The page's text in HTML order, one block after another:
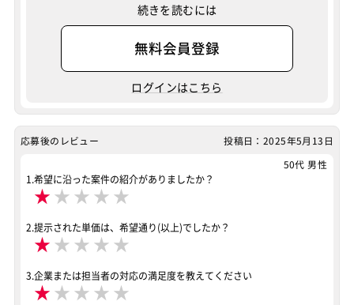
続きを読むには
無料会員登録
ログインはこちら
応募後のレビュー
投稿日：2025年5月13日
50代 男性
1.希望に沿った案件の紹介がありましたか？
★ ★ ★ ★ ★
2.提示された単価は、希望通り(以上)でしたか？
★ ★ ★ ★ ★
3.企業または担当者の対応の満足度を教えてください
★ ★ ★ ★ ★